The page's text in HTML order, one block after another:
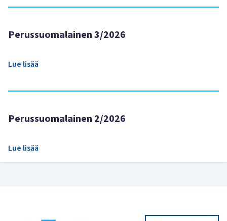
Perussuomalainen 3/2026
Lue lisää
Perussuomalainen 2/2026
Lue lisää